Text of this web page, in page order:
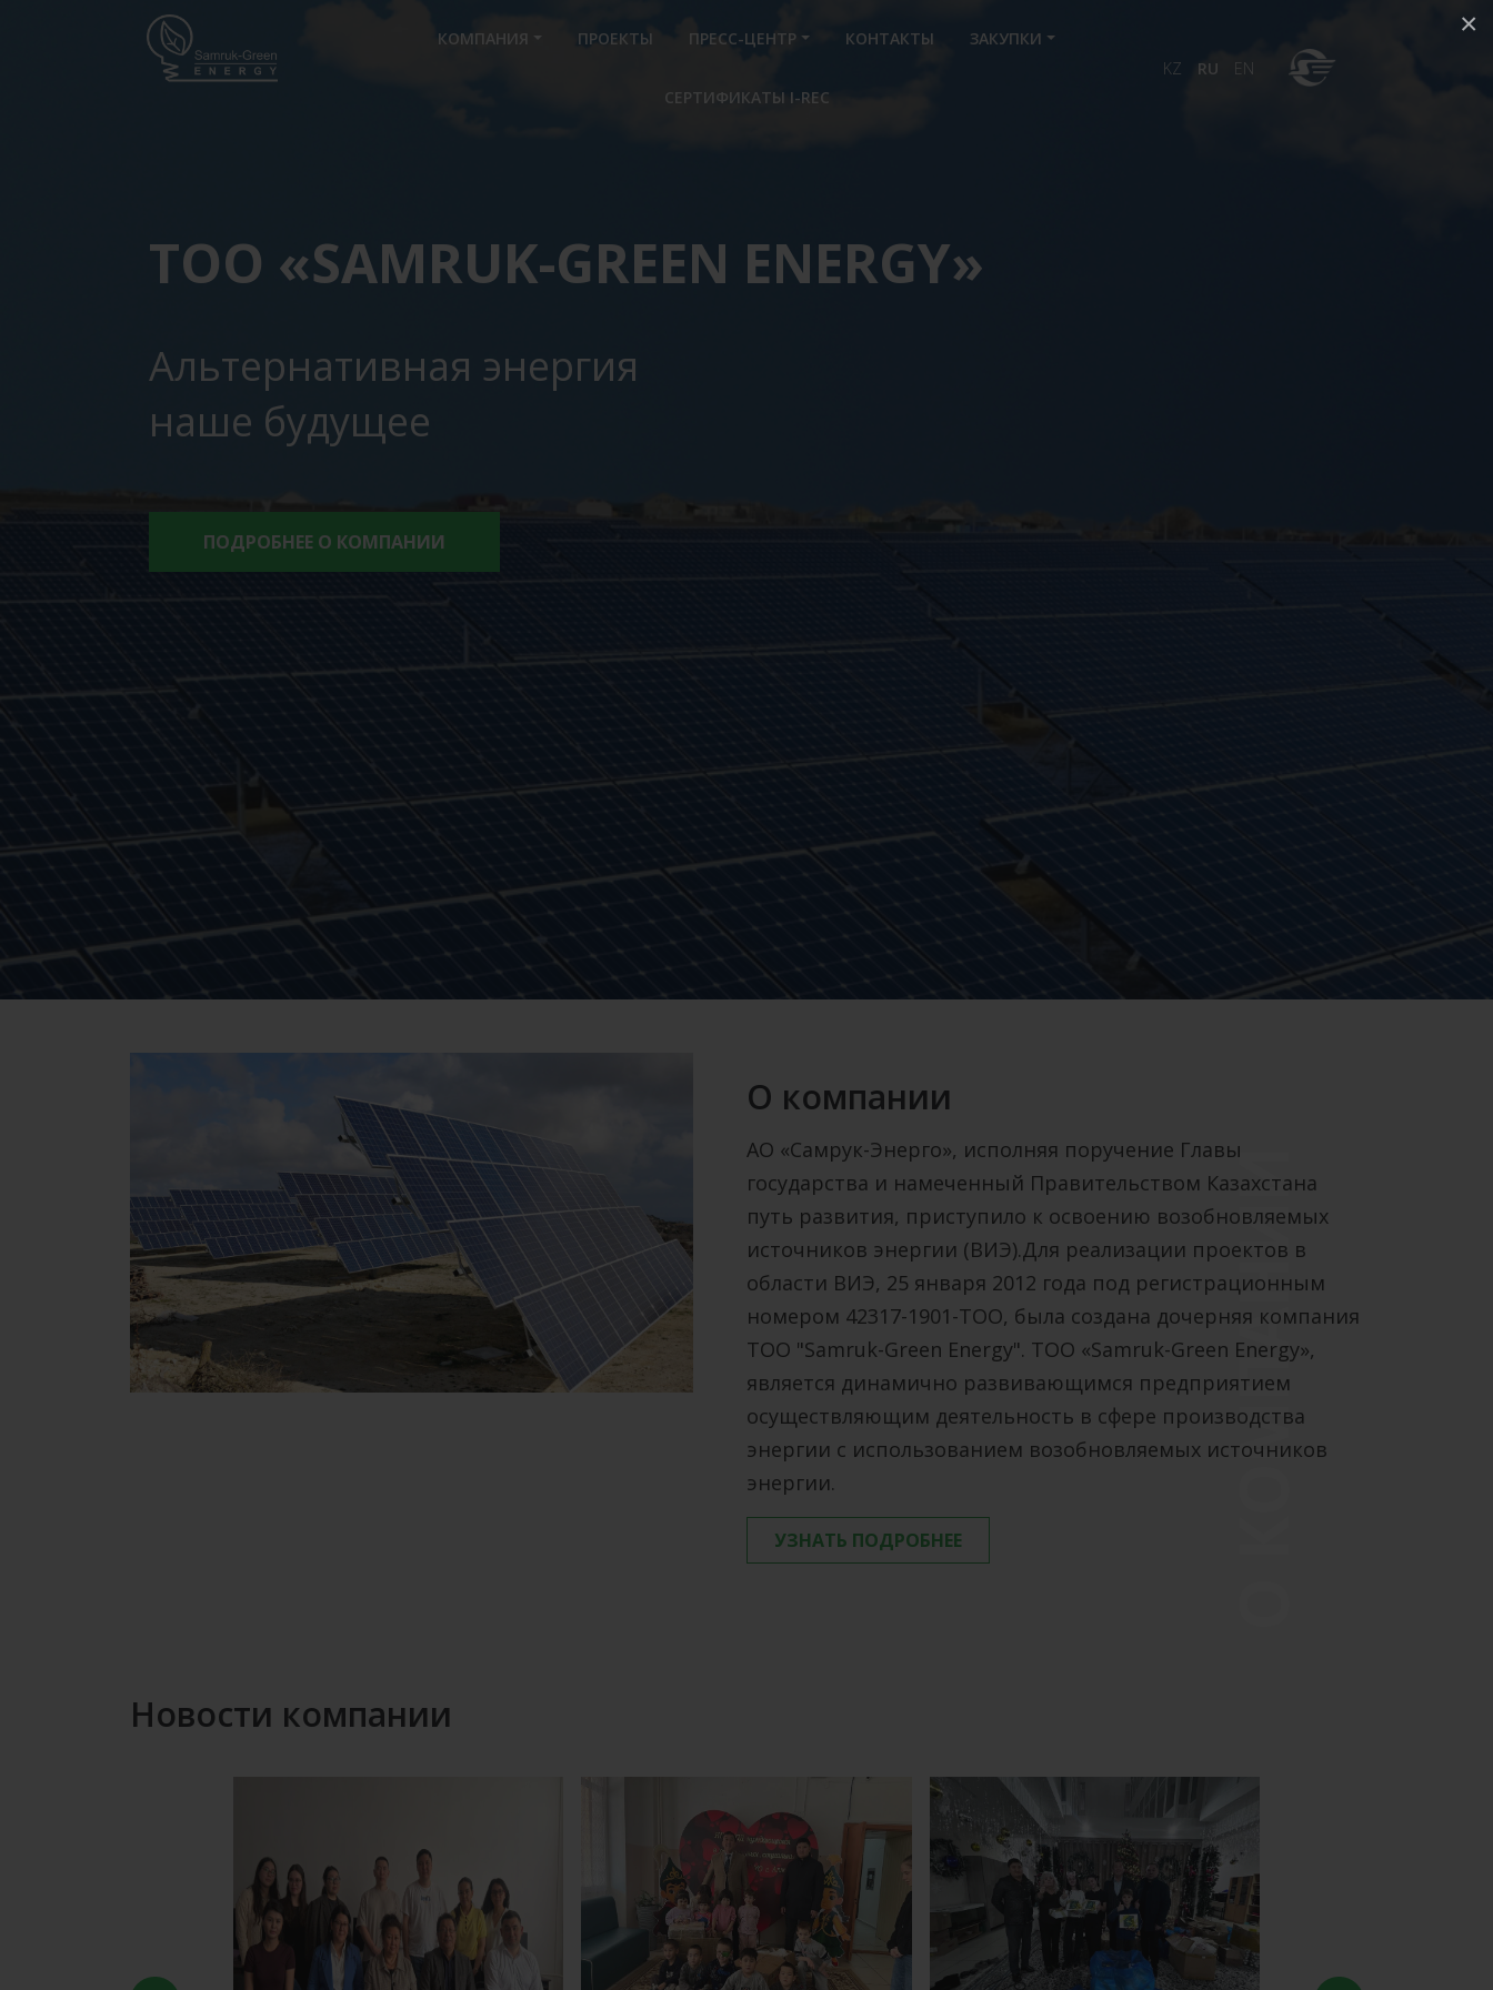
×
КОМПАНИЯ ПРОЕКТЫ ПРЕСС-ЦЕНТР КОНТАКТЫ ЗАКУПКИ
СЕРТИФИКАТЫ I-REC
KZ RU EN
ТОО «SAMRUK-GREEN ENERGY»
Альтернативная энергия
наше будущее
ПОДРОБНЕЕ О КОМПАНИИ
О КОМПАНИИ
О компании
АО «Самрук-Энерго», исполняя поручение Главы
государства и намеченный Правительством Казахстана
путь развития, приступило к освоению возобновляемых
источников энергии (ВИЭ).Для реализации проектов в
области ВИЭ, 25 января 2012 года под регистрационным
номером 42317-1901-ТОО, была создана дочерняя компания
ТОО "Samruk-Green Energy". ТОО «Samruk-Green Energy»,
является динамично развивающимся предприятием
осуществляющим деятельность в сфере производства
энергии с использованием возобновляемых источников
энергии.
УЗНАТЬ ПОДРОБНЕЕ
Новости компании